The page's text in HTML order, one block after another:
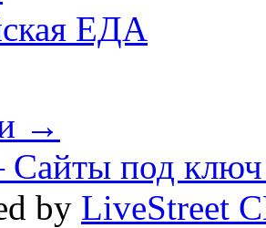
ЕДА
→
под ключ
by LiveStreet